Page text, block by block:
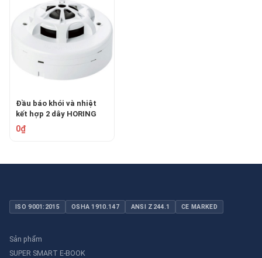
Đầu báo khói và nhiệt
kết hợp 2 dây HORING
AH-0715-2
0₫
ISO 9001:2015 OSHA 1910.147 ANSI Z244.1 CE MARKED
Sản phẩm
SUPER SMART E-BOOK